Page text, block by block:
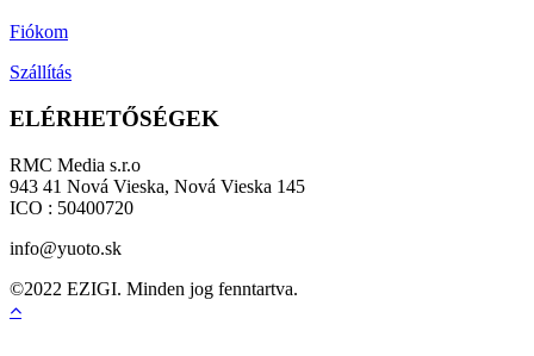
Fiókom
Szállítás
ELÉRHETŐSÉGEK
RMC Media s.r.o
943 41 Nová Vieska, Nová Vieska 145
ICO : 50400720
info@yuoto.sk
©2022 EZIGI. Minden jog fenntartva.